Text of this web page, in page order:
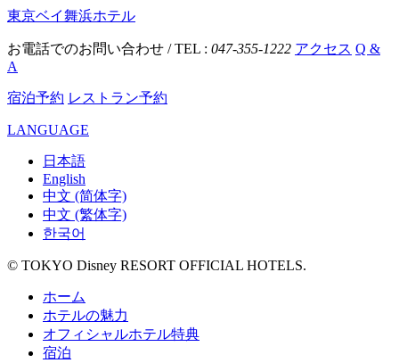
東京ベイ舞浜ホテル
お電話でのお問い合わせ / TEL : 047-355-1222 アクセス Q &
A
宿泊予約 レストラン予約
LANGUAGE
日本語
English
中文 (简体字)
中文 (繁体字)
한국어
© TOKYO Disney RESORT OFFICIAL HOTELS.
ホーム
ホテルの魅力
オフィシャルホテル特典
宿泊